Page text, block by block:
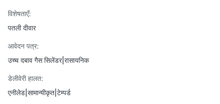
विशेषताएँ:
पतली दीवार
आवेदन पत्र:
उच्च दबाव गैस सिलेंडर|रासायनिक
डेलीवेरी हालत:
एनीलेड|सामान्यीकृत|टेम्पर्ड